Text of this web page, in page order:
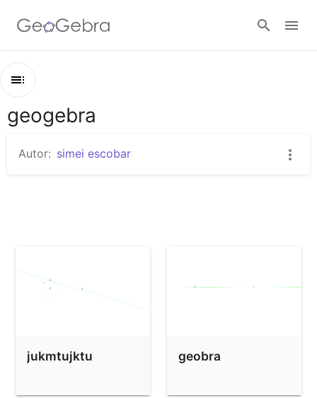
Esquema
geogebra
Autor: simei escobar
jukmtujktu geobra